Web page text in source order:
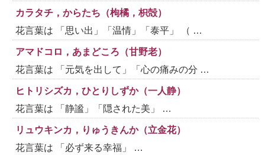
カラタチ，からたち（枸橘，枳殻）
花言葉は 「思い出」「温情」「泰平」 （ …
アマドコロ，あまどころ（甘野老）
花言葉は 「元気を出して」「心の痛みの分 …
ヒトリシズカ，ひとりしずか（一人静）
花言葉は 「静謐」「隠された美」 …
リュウキンカ，りゅうきんか（立金花）
花言葉は 「必ず来る幸福」 …